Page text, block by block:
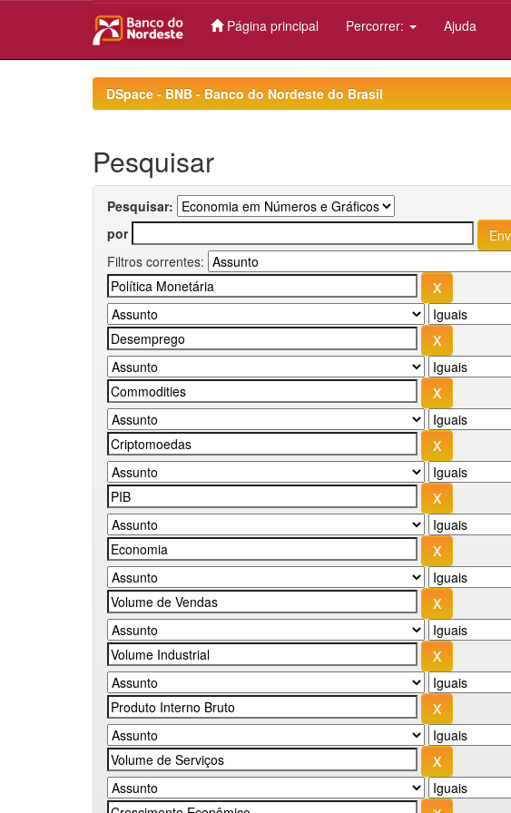
Página principal Percorrer: Ajuda
DSpace - BNB - Banco do Nordeste do Brasil
Pesquisar
Pesquisar:
por
Filtros correntes: